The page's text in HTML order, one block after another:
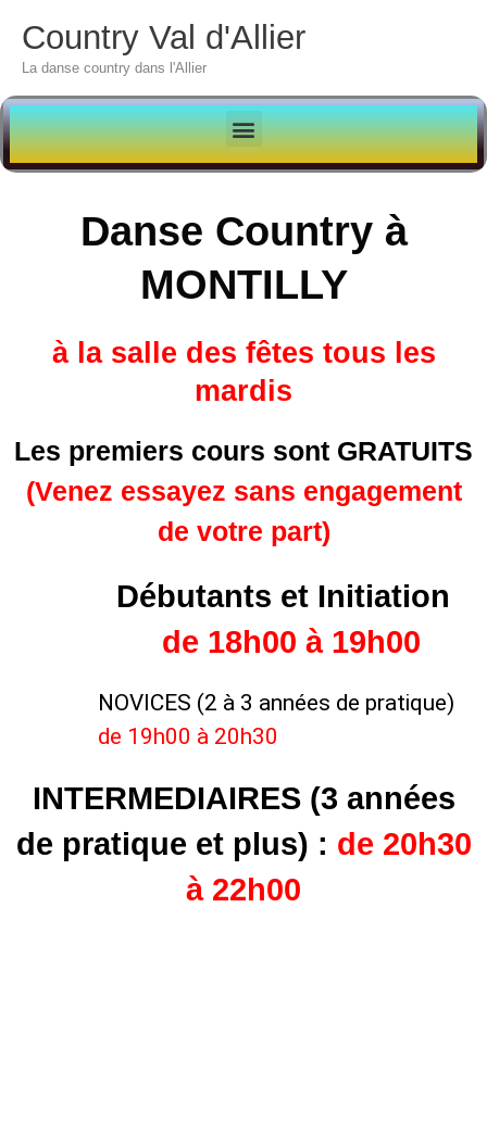
contenu
Country Val d'Allier
La danse country dans l'Allier
Danse Country à
MONTILLY
à la salle des fêtes tous les
mardis
Les premiers cours sont GRATUITS
(Venez essayez sans engagement
de votre part)
Débutants et Initiation
de 18h00 à 19h00
NOVICES (2 à 3 années de pratique)
de 19h00 à 20h30
INTERMEDIAIRES (3 années
de pratique et plus) : de 20h30
à 22h00